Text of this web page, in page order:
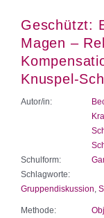
Geschützt:
Magen –
Knuspel-
Autor/in:
Schulform:
Schlagworte:
Gruppendiskussion
Methode: